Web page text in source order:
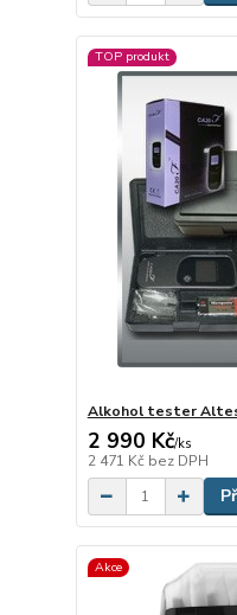
TOP produkt
Alkohol tester
2 990 Kč/ks
2 471 Kč bez DPH
Akce